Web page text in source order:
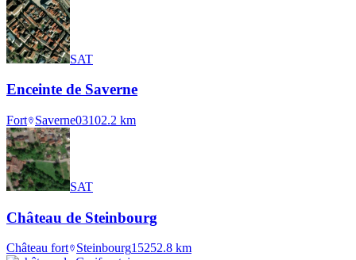
SAT
Enceinte de Saverne
Fort Saverne03102.2 km
SAT
Château de Steinbourg
Château fort Steinbourg15252.8 km